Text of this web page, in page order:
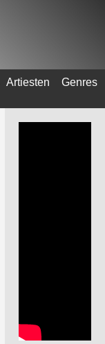
Artiesten Genres